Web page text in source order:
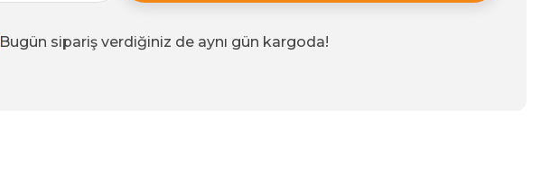
Bugün sipariş verdiğiniz de aynı gün kargoda!